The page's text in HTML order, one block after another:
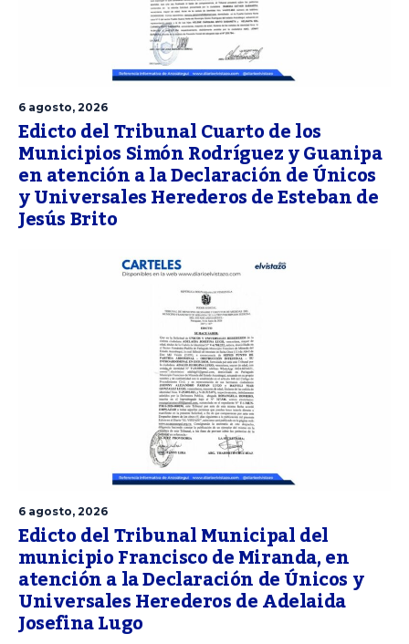
6 agosto, 2026
Edicto del Tribunal Cuarto de los
Municipios Simón Rodríguez y Guanipa
en atención a la Declaración de Únicos
y Universales Herederos de Esteban de
Jesús Brito
6 agosto, 2026
Edicto del Tribunal Municipal del
municipio Francisco de Miranda, en
atención a la Declaración de Únicos y
Universales Herederos de Adelaida
Josefina Lugo